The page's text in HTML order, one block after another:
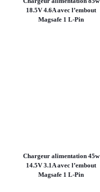
18.5V 4.6A avec l’embout
Magsafe 1 L-Pin
Chargeur alimentation 45w
14.5V 3.1A avec l’embout
Magsafe 1 L-Pin